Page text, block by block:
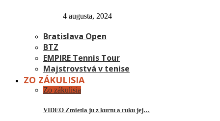
4 augusta, 2024
Bratislava Open
BTZ
EMPIRE Tennis Tour
Majstrovstvá v tenise
ZO ZÁKULISIA
Zo zákulisia
VIDEO Zmietla ju z kurtu a ruku jej…